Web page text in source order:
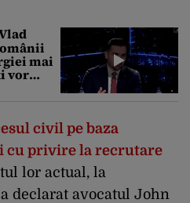
mai
vor
civil pe baza
cu privire la recrutare
lor actual, la
declarat avocatul John